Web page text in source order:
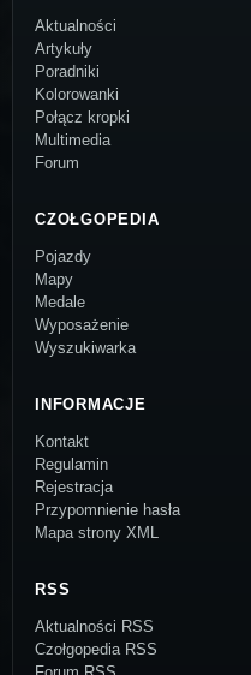
Aktualności
Artykuły
Poradniki
Kolorowanki
Połącz kropki
Multimedia
Forum
CZOŁGOPEDIA
Pojazdy
Mapy
Medale
Wyposażenie
Wyszukiwarka
INFORMACJE
Kontakt
Regulamin
Rejestracja
Przypomnienie hasła
Mapa strony XML
RSS
Aktualności RSS
Czołgopedia RSS